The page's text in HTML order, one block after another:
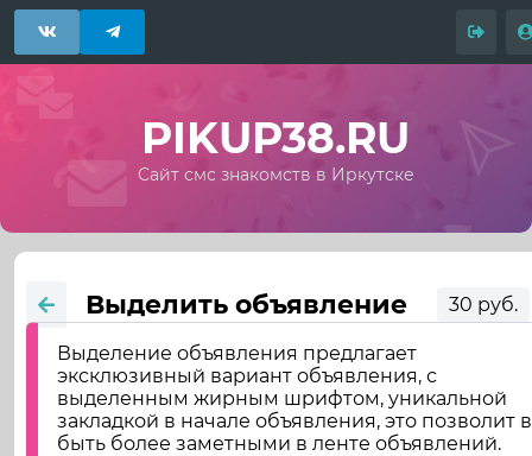
PIKUP38.RU
Сайт смс знакомств в Иркутске
Выделить объявление 30 руб.
Выделение объявления предлагает
эксклюзивный вариант объявления, с
выделенным жирным шрифтом, уникальной
закладкой в начале объявления, это позволит
быть более заметными в ленте объявлений.